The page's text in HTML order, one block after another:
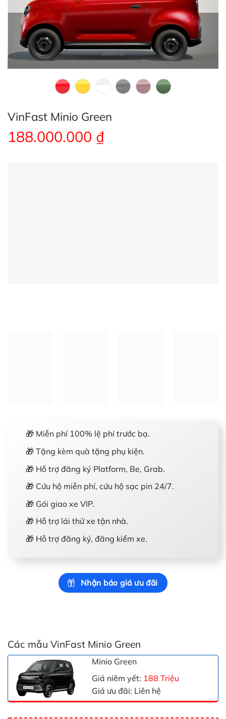
VinFast Minio Green
188.000.000 ₫
🎁 Miễn phí 100% lệ phí trước bạ.
🎁 Tặng kèm quà tặng phụ kiện.
🎁 Hỗ trợ đăng ký Platform, Be, Grab.
🎁 Cứu hộ miễn phí, cứu hộ sạc pin 24/7.
🎁 Gói giao xe VIP.
🎁 Hỗ trợ lái thử xe tận nhà.
🎁 Hỗ trợ đăng ký, đăng kiểm xe.
Nhận báo giá ưu đãi
Các mẫu VinFast Minio Green
Minio Green
Giá niêm yết: 188 Triệu
Giá ưu đãi: Liên hệ